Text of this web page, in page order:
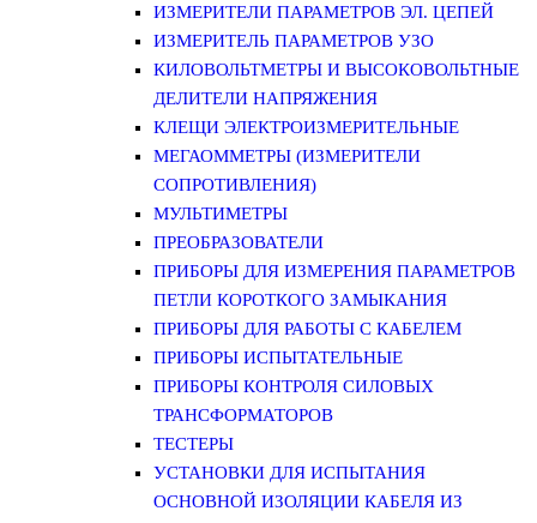
ИЗМЕРИТЕЛИ ПАРАМЕТРОВ ЭЛ. ЦЕПЕЙ
ИЗМЕРИТЕЛЬ ПАРАМЕТРОВ УЗО
КИЛОВОЛЬТМЕТРЫ И ВЫСОКОВОЛЬТНЫЕ
ДЕЛИТЕЛИ НАПРЯЖЕНИЯ
КЛЕЩИ ЭЛЕКТРОИЗМЕРИТЕЛЬНЫЕ
МЕГАОММЕТРЫ (ИЗМЕРИТЕЛИ
СОПРОТИВЛЕНИЯ)
МУЛЬТИМЕТРЫ
ПРЕОБРАЗОВАТЕЛИ
ПРИБОРЫ ДЛЯ ИЗМЕРЕНИЯ ПАРАМЕТРОВ
ПЕТЛИ КОРОТКОГО ЗАМЫКАНИЯ
ПРИБОРЫ ДЛЯ РАБОТЫ С КАБЕЛЕМ
ПРИБОРЫ ИСПЫТАТЕЛЬНЫЕ
ПРИБОРЫ КОНТРОЛЯ СИЛОВЫХ
ТРАНСФОРМАТОРОВ
ТЕСТЕРЫ
УСТАНОВКИ ДЛЯ ИСПЫТАНИЯ
ОСНОВНОЙ ИЗОЛЯЦИИ КАБЕЛЯ ИЗ